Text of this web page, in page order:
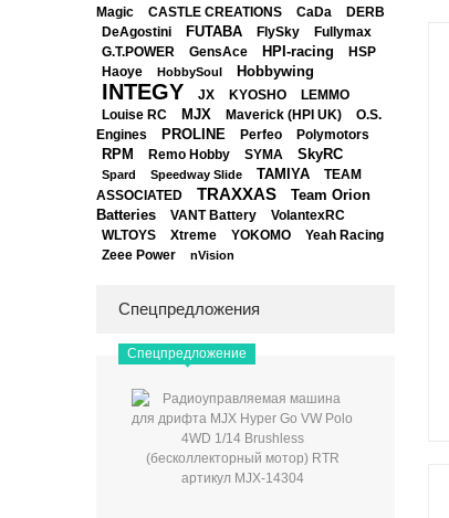
Magic
CASTLE CREATIONS CaDa DERB
DeAgostini FUTABA FlySky Fullymax
G.T.POWER GensAce HPI-racing
HSP
Haoye
HobbySoul Hobbywing
INTEGY JX KYOSHO
LEMMO
Louise RC
MJX Maverick (HPI UK)
O.S.
Engines
PROLINE Perfeo Polymotors
RPM Remo Hobby SYMA SkyRC
Spard Speedway Slide TAMIYA
TEAM
ASSOCIATED
TRAXXAS
Team Orion
Batteries
VANT Battery VolantexRC
WLTOYS Xtreme YOKOMO Yeah Racing
Zeee Power nVision
Спецпредложения
Спецпредложение